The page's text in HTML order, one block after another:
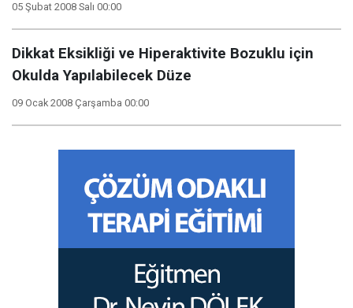
05 Şubat 2008 Salı 00:00
Dikkat Eksikliği ve Hiperaktivite Bozuklu için
Okulda Yapılabilecek Düze
09 Ocak 2008 Çarşamba 00:00